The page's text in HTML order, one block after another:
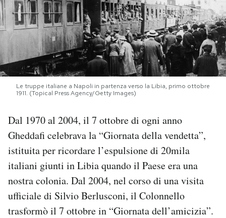
PODCAST
NEWSLETTER
I MIEI PREFERITI
CALENDARIO
AREA PERSONALE
Area Personale
Newsletter
Le truppe italiane a Napoli in partenza verso la Libia, primo ottobre
1911. (Topical Press Agency/Getty Images)
Dal 1970 al 2004, il 7 ottobre di ogni anno
Gheddafi celebrava la “Giornata della vendetta”,
istituita per ricordare l’espulsione di 20mila
italiani giunti in Libia quando il Paese era una
nostra colonia. Dal 2004, nel corso di una visita
ufficiale di Silvio Berlusconi, il Colonnello
trasformò il 7 ottobre in “Giornata dell’amicizia”.